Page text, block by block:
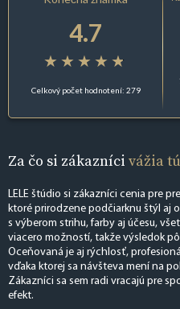
4.7
Celkový počet hodnotení: 279
Za čo si zákazníci vážia
LELE štúdio si zákazníci cenia pre
ktoré prirodzene podčiarknu štýl aj
s výberom strihu, farby aj účesu,
viacero možností, takže výsledok
Oceňovaná je aj rýchlosť,
vďaka ktorej sa návšteva mení na
Zákazníci sa sem radi vracajú pre
efekt.